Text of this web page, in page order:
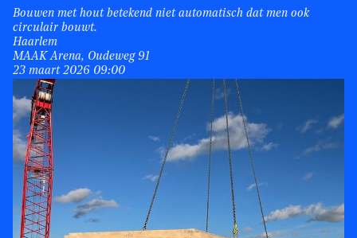
Bouwen met hout betekend niet automatisch dat men ook
circulair bouwt.
Haarlem
MAAK Arena, Oudeweg 91
23 maart 2026 09:00